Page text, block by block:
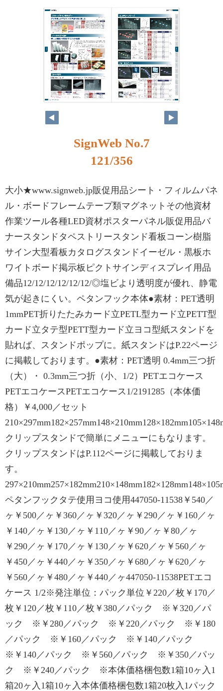
SignWeb No.7
121/356
大小★www.signweb.jp販促用品シート・フィルムパネ
ル・ボードフレームテープ類マグネットその他資材
作業ツール各種LED資材ポスターパネル販促用品バ
ナースタンドタペストリースタンド看板コーン樹脂
サイン大型看板カタログスタンドイーゼル・黒板ホ
ワイトボード掲示板ピクトサインディスプレイ用品
備品12/12/12/12/12/12/◎塩ビより透明度が優れ、静電
気が起きにくい。ペタンフック本体●素材：PET透明
1mmPET折りたたみカード立PETL型カード立PETT型
カード立タテ型PETT型カード立ヨコ型紙スタンドを
貼れば、スタンドポップに。紙スタンドはP.22ページ
に掲載しております。●素材：PET透明 0.4mm三つ折
（大）・ 0.3mm三つ折（小、1/2）PETエコケース
PETエコケースPETエコケース1/2191285（本体価
格）￥4,000／セット
クリップスタンドで簡単にメニューにもなります。
クリップスタンドはP.112ページに掲載しておりま
す。
ペタンフックタテ使用ヨコ使用447050-11538￥540／
ヶ￥500／ヶ￥360／ヶ￥320／ヶ￥290／ヶ￥160／ヶ
￥140／ヶ￥130／ヶ￥110／ヶ￥90／ヶ￥80／ヶ
￥290／ヶ￥170／ヶ￥130／ヶ￥620／ヶ￥560／ヶ
￥450／ヶ￥440／ヶ￥350／ヶ￥680／ヶ￥620／ヶ
￥560／ヶ￥480／ヶ￥440／ヶ447050-11538PETエコ
ケース 1/2※発注単位：パック単位￥220／枚￥170／
枚￥120／枚￥110／枚￥380／パック ※￥320／パ
ック ※￥280／パック ※￥220／パック ※￥180
／パック ※￥160／パック ※￥140／パック
※￥140／パック ※￥560／パック ※￥350／パッ
ク ※￥240／パック ※本体価格梱包数1箱10ヶ入1
箱20ヶ入1箱10ヶ入本体価格梱包数1箱20枚入1パック